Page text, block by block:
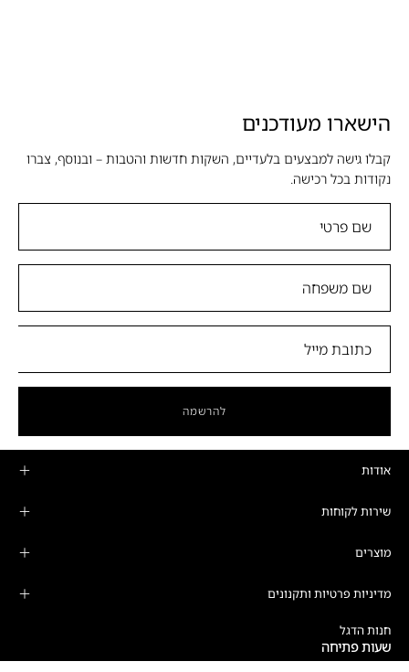
הישארו מעודכנים
קבלו גישה למבצעים בלעדיים, השקות חדשות והטבות – ובנוסף, צברו
נקודות בכל רכישה.
להרשמה
אודות
שירות לקוחות
מוצרים
מדיניות פרטיות ותקנונים
חנות הדגל
שעות פתיחה
ימים א'-ה':